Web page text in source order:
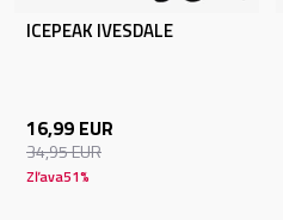
ICEPEAK IVESDALE
16,99 EUR
34,95EUR
Zľava51%